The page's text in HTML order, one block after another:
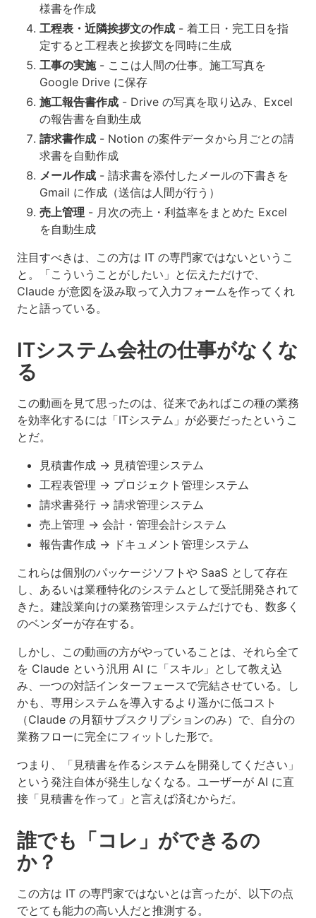
様書を作成
工程表・近隣挨拶文の作成 - 着工日・完工日を指
定すると工程表と挨拶文を同時に生成
工事の実施- ここは人間の仕事。施工写真を
Google Drive に保存
施工報告書作成 - Drive の写真を取り込み、Excel
の報告書を自動生成
請求書作成 - Notion の案件データから月ごとの請
求書を自動作成
メール作成 - 請求書を添付したメールの下書きを
Gmail に作成（送信は人間が行う）
売上管理 - 月次の売上・利益率をまとめた Excel
を自動生成
注目すべきは、この方は IT の専門家ではないというこ
と。「こういうことがしたい」と伝えただけで、
Claude が意図を汲み取って入力フォームを作ってくれ
たと語っている。
ITシステム会社の仕事がなくな
る
この動画を見て思ったのは、従来であればこの種の業務
を効率化するには「ITシステム」が必要だったというこ
とだ。
見積書作成 → 見積管理システム
工程表管理 → プロジェクト管理システム
請求書発行 → 請求管理システム
売上管理 → 会計・管理会計システム
報告書作成 → ドキュメント管理システム
これらは個別のパッケージソフトや SaaS として存在
し、あるいは業種特化のシステムとして受託開発されて
きた。建設業向けの業務管理システムだけでも、数多く
のベンダーが存在する。
しかし、この動画の方がやっていることは、それら全て
を Claude という汎用 AI に「スキル」として教え込
み、一つの対話インターフェースで完結させている。し
かも、専用システムを導入するより遥かに低コスト
（Claude の月額サブスクリプションのみ）で、自分の
業務フローに完全にフィットした形で。
つまり、「見積書を作るシステムを開発してください」
という発注自体が発生しなくなる。ユーザーが AI に直
接「見積書を作って」と言えば済むからだ。
誰でも「コレ」ができるの
か？
この方は IT の専門家ではないとは言ったが、以下の点
でとても能力の高い人だと推測する。